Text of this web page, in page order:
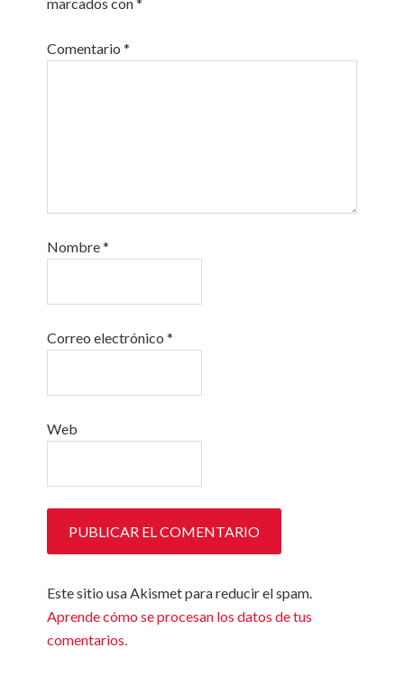
Comentario*
Nombre*
Correo electrónico*
Web
Este sitio usa Akismet para reducir el spam.
Aprende cómo se procesan los datos de tus
comentarios.